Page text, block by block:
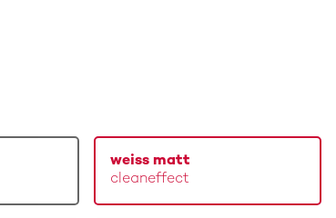
weiss matt
cleaneffect